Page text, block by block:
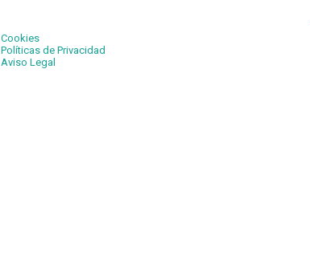
Cookies
Políticas de Privacidad
Aviso Legal